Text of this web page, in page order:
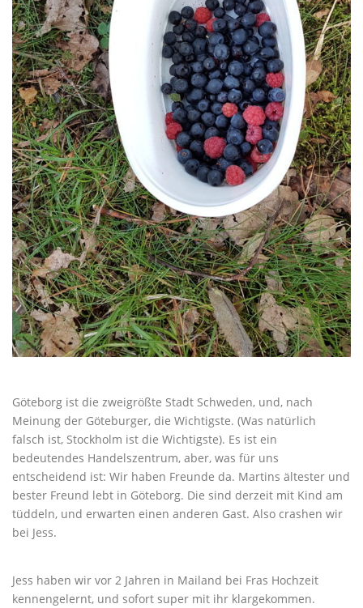
Göteborg ist die zweigrößte Stadt Schweden, und, nach
Meinung der Göteburger, die Wichtigste. (Was natürlich
falsch ist, Stockholm ist die Wichtigste). Es ist ein
bedeutendes Handelszentrum, aber, was für uns
entscheidend ist: Wir haben Freunde da. Martins ältester und
bester Freund lebt in Göteborg. Die sind derzeit mit Kind am
tüddeln, und erwarten einen anderen Gast. Also crashen wir
bei Jess.
Jess haben wir vor 2 Jahren in Mailand bei Fras Hochzeit
kennengelernt, und sofort super mit ihr klargekommen.